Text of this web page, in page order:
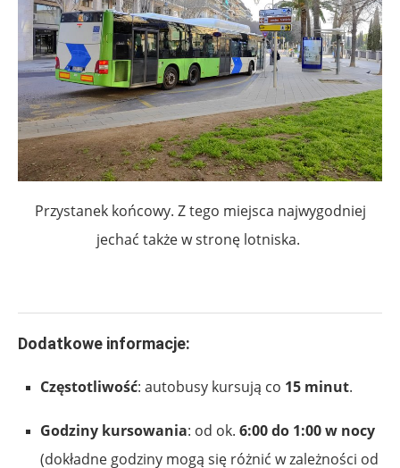
Przystanek końcowy. Z tego miejsca najwygodniej
jechać także w stronę lotniska.
Dodatkowe informacje:
Częstotliwość: autobusy kursują co 15 minut.
Godziny kursowania: od ok. 6:00 do 1:00 w nocy
(dokładne godziny mogą się różnić w zależności od